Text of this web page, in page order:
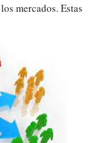
mercados. Estas